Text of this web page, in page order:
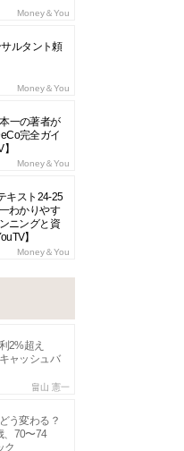
Money＆You
ルタント頼
Money＆You
一の著者が
完全ガイ
Money＆You
キスト24-25
わかりやす
ニングと資
】
Money＆You
2%超え
ャッシュバ
畠山 憲一
う変わる？
、70〜74
ク